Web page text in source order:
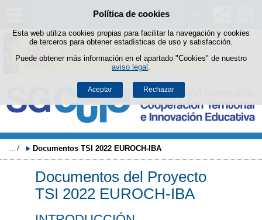
Política de cookies
Esta web utiliza cookies propias para facilitar la navegación y cookies
de terceros para obtener estadísticas de uso y satisfacción.
Puede obtener más información en el apartado "Cookies" de nuestro
aviso legal
Aceptar Rechazar
Saltar al contenido
Documentos TSI 2022 EUROCH-IBA
Documentos del Proyecto
TSI 2022 EUROCH-IBA